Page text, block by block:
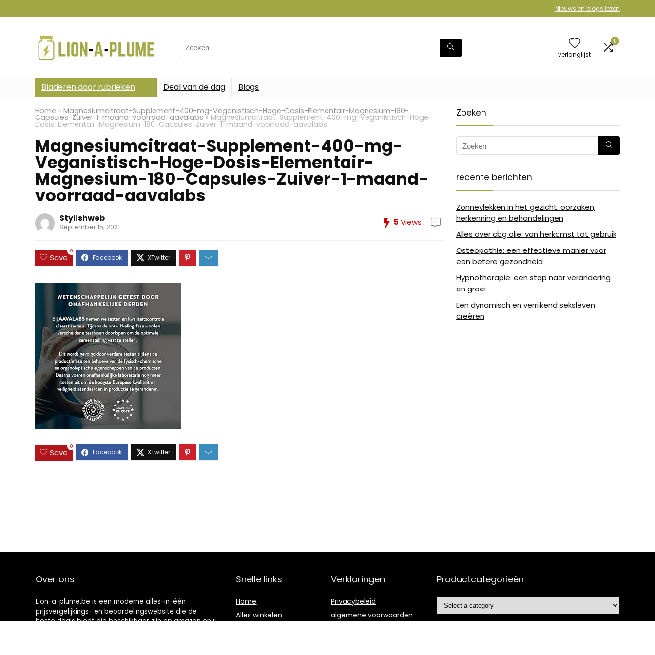
Nieuws en blogs lezen
Search
for:
verlanglijst
0
Bladeren door rubrieken Deal van de dag Blogs
Home » Magnesiumcitraat-Supplement-400-mg-Veganistisch-Hoge-Dosis-Elementair-Magnesium-180-
Capsules-Zuiver-1-maand-voorraad-aavalabs » Magnesiumcitraat-Supplement-400-mg-Veganistisch-Hoge-
Dosis-Elementair-Magnesium-180-Capsules-Zuiver-1-maand-voorraad-aavalabs
Magnesiumcitraat-Supplement-400-mg-
Veganistisch-Hoge-Dosis-Elementair-
Magnesium-180-Capsules-Zuiver-1-maand-
voorraad-aavalabs
Stylishweb
September 15, 2021 5 Views
Save
0
Save
0
Zoeken
recente berichten
Zonnevlekken in het gezicht: oorzaken,
herkenning en behandelingen
Alles over cbg olie: van herkomst tot gebruik
Osteopathie: een effectieve manier voor
een betere gezondheid
Hypnotherapie: een stap naar verandering
en groei
Een dynamisch en verrijkend seksleven
creëren
Over ons
Lion-a-plume.be is een moderne alles-in-één
prijsvergelijkings- en beoordelingswebsite die de
beste deals biedt die beschikbaar zijn op amazon en u
Snelle links
Home
Alles winkelen
Verklaringen
Privacybeleid
algemene voorwaarden
Productcategorieën